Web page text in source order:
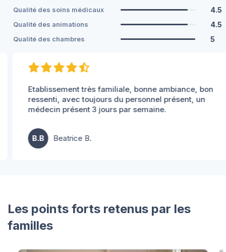
Qualité des soins médicaux 4.5
Qualité des animations 4.5
Qualité des chambres 5
Etablissement très familiale, bonne ambiance, bon
ressenti, avec toujours du personnel présent, un
médecin présent 3 jours par semaine.
B.B Beatrice B.
Les points forts retenus par les
familles